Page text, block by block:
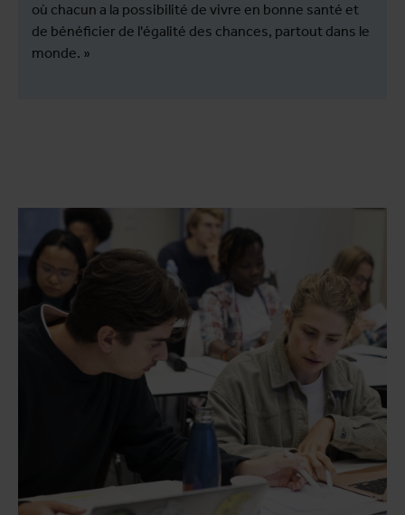
où chacun a la possibilité de vivre en bonne santé et
de bénéficier de l'égalité des chances, partout dans le
monde. »